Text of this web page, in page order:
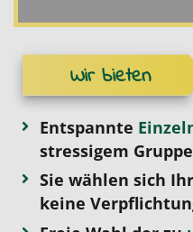
Wir bieten
Entspannte
stressigem
Sie wählen sich
keine